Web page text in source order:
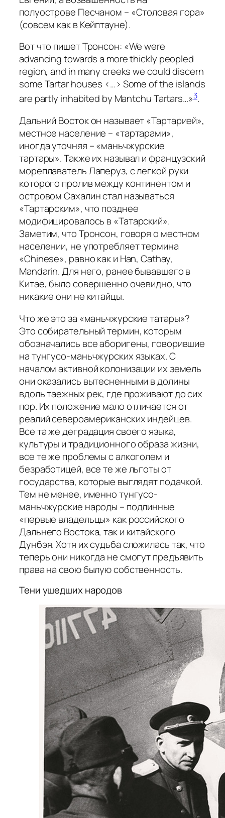
полуострове Песчаном – «Столовая гора»
(совсем как в Кейптауне).
Вот что пишет Тронсон: «We were
advancing towards a more thickly peopled
region, and in many creeks we could discern
some Tartar houses <…> Some of the islands
are partly inhabited by Mantchu Tartars…»3.
Дальний Восток он называет «Тартарией»,
местное население – «тартарами»,
иногда уточняя – «маньчжурские
тартары». Также их называл и французский
мореплаватель Лаперуз, с легкой руки
которого пролив между континентом и
островом Сахалин стал называться
«Тартарским», что позднее
модифицировалось в «Татарский».
Заметим, что Тронсон, говоря о местном
населении, не употребляет термина
«Chinese», равно как и Han, Cathay,
Mandarin. Для него, ранее бывавшего в
Китае, было совершенно очевидно, что
никакие они не китайцы.
Что же это за «маньчжурские татары»?
Это собирательный термин, которым
обозначались все аборигены, говорившие
на тунгусо-маньчжурских языках. С
началом активной колонизации их земель
они оказались вытесненными в долины
вдоль таежных рек, где проживают до сих
пор. Их положение мало отличается от
реалий североамериканских индейцев.
Все та же деградация своего языка,
культуры и традиционного образа жизни,
все те же проблемы с алкоголем и
безработицей, все те же льготы от
государства, которые выглядят подачкой.
Тем не менее, именно тунгусо-
маньчжурские народы – подлинные
«первые владельцы» как российского
Дальнего Востока, так и китайского
Дунбэя. Хотя их судьба сложилась так, что
теперь они никогда не смогут предъявить
права на свою былую собственность.
Тени ушедших народов